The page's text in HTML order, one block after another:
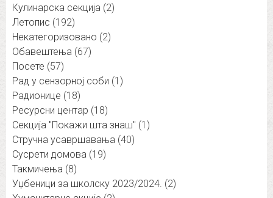
Кулинарска секција (2)
Летопис (192)
Некатегоризовано (2)
Обавештења (67)
Посете (57)
Рад у сензорној соби (1)
Радионице (18)
Ресурсни центар (18)
Секција "Покажи шта знаш" (1)
Стручна усавршавања (40)
Сусрети домова (19)
Такмичења (8)
Уџбеници за школску 2023/2024. (2)